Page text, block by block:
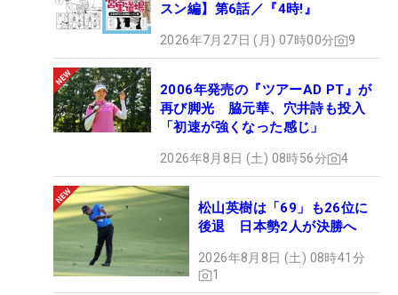
スン編】第6話／『4時!』
2026年7月27日 (月) 07時00分 9
2006年発売の『ツアーAD PT』が
再び脚光 脇元華、穴井詩も投入
「初速が強くなった感じ」
2026年8月8日 (土) 08時56分 4
松山英樹は「69」も26位に
後退 日本勢2人が決勝へ
2026年8月8日 (土) 08時41分
1